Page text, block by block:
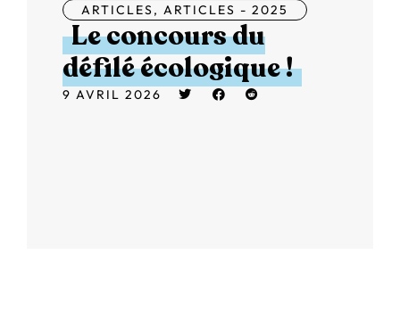
ARTICLES, ARTICLES - 2025
Le concours du
défilé écologique !
9 AVRIL 2026